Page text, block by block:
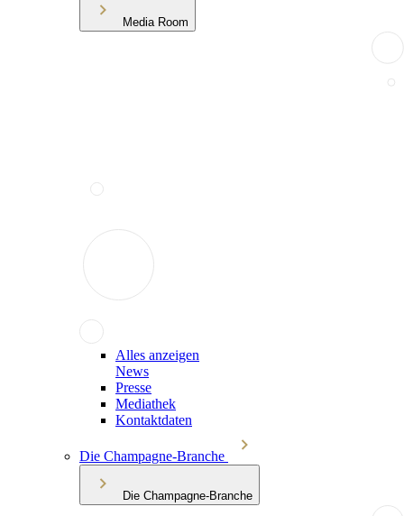
Media Room
Alles anzeigen
News
Presse
Mediathek
Kontaktdaten
Die Champagne-Branche
Die Champagne-Branche